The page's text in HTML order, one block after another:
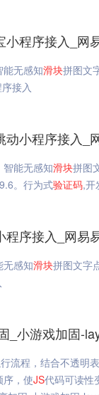
小程序接入_网
能无感知滑块拼图文
接入
动小程序接入_
智能无感知滑块拼图
。行为式验证码,开
程序接入_网易
无感知滑块拼图文字
_小游戏加固-
流程，结合不透明
序，使JS代码可读性